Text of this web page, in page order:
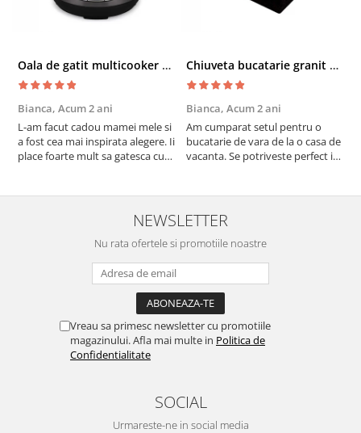
Oala de gatit multicooker 11 functii Instant Pot Pro Crisp 8 + Air Fryer 7.6 lt
Bianca, Acum 2 ani
L-am facut cadou mamei mele si
a fost cea mai inspirata alegere. Ii
place foarte mult sa gatesca cu
cratita...ma gandesc serios sa imi
cumpar si eu! Recomand mult !
Chiuveta bucatarie granit cu finisaj negru perlat/cupru Steingran Art Copper cu dozator si baterie Quadron
Bianca, Acum 2 ani
Am cumparat setul pentru o
bucatarie de vara de la o casa de
vacanta. Se potriveste perfect in
buna, recomand cu drag !
NEWSLETTER
Nu rata ofertele si promotiile noastre
Vreau sa primesc newsletter cu promotiile
magazinului. Afla mai multe in Politica de
Confidentialitate
SOCIAL
Urmareste-ne in social media